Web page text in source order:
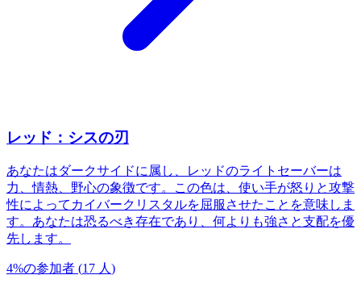
レッド：シスの刃
あなたはダークサイドに属し、レッドのライトセーバーは
力、情熱、野心の象徴です。この色は、使い手が怒りと攻撃
性によってカイバークリスタルを屈服させたことを意味しま
す。あなたは恐るべき存在であり、何よりも強さと支配を優
先します。
4%の参加者 (17 人 )